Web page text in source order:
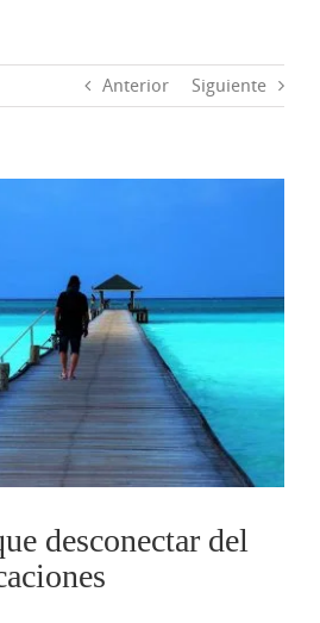
Anterior Siguiente
desconectar del